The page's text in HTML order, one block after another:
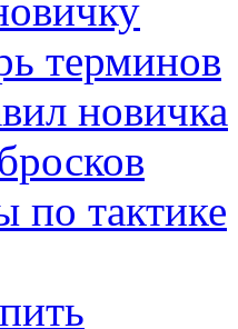
терминов
новичка
по тактике